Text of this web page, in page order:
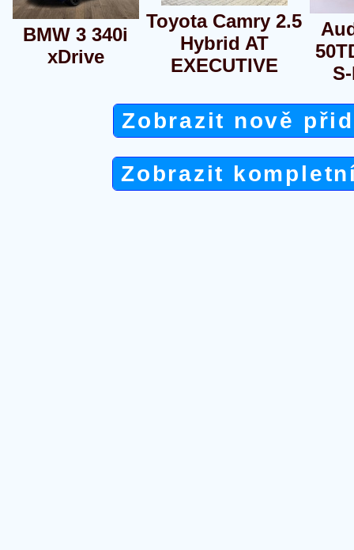
BMW 3 340i
xDrive
Toyota Camry 2.5
Hybrid AT
EXECUTIVE
Zobrazit nově
Zobrazit